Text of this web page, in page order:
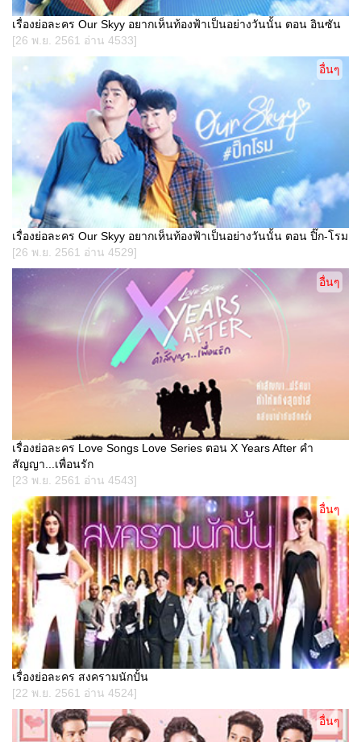
เรื่องย่อละคร Our Skyy อยากเห็นท้องฟ้าเป็นอย่างวันนั้น ตอน อินซัน
[26 พ.ย. 2561 อ่าน 4533]
เรื่องย่อละคร Our Skyy อยากเห็นท้องฟ้าเป็นอย่างวันนั้น ตอน ปิ๊ก-โรม
[26 พ.ย. 2561 อ่าน 4529]
อื่นๆ
เรื่องย่อละคร Love Songs Love Series ตอน X Years After คำ
สัญญา...เพื่อนรัก
[23 พ.ย. 2561 อ่าน 4543]
อื่นๆ
เรื่องย่อละคร สงครามนักปั้น
[22 พ.ย. 2561 อ่าน 4524]
อื่นๆ
อื่นๆ